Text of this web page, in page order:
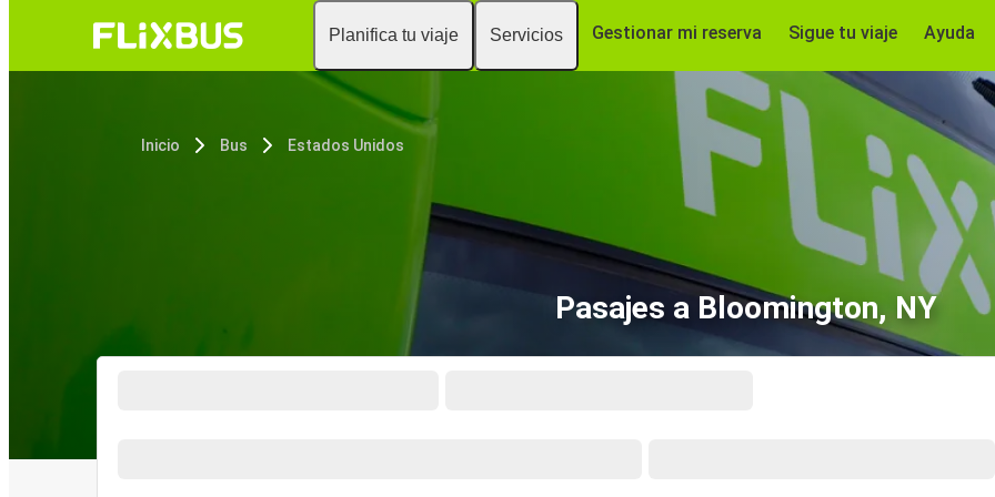
Planifica tu viaje Servicios Gestionar mi reserva Sigue tu viaje Ayuda
Inicio Bus Estados Unidos
Pasajes a Bloomington, NY